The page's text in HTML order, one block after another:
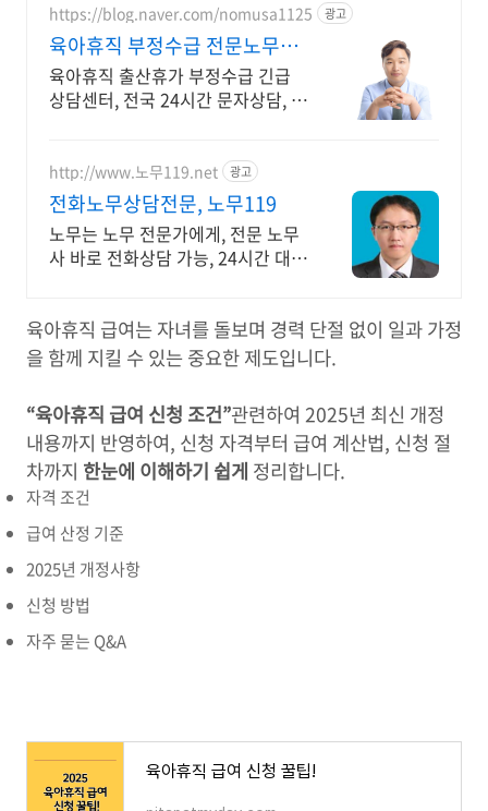
https://blog.naver.com/nomusa1125 광고
육아휴직 부정수급 전문노무사
부정수급 전문 박경만노무사
육아휴직 출산휴가 부정수급 긴급
상담센터, 전국 24시간 문자상담, 전
http://www.노무119.net 광고
전화노무상담전문, 노무119
노무는 노무 전문가에게, 전문 노무
사 바로 전화상담 가능, 24시간 대기
육아휴직 급여는 자녀를 돌보며 경력 단절 없이 일과 가정
을 함께 지킬 수 있는 중요한 제도입니다.
“육아휴직 급여 신청 조건”관련하여 2025년 최신 개정
내용까지 반영하여, 신청 자격부터 급여 계산법, 신청 절
차까지 한눈에 이해하기 쉽게 정리합니다.
자격 조건
급여 산정 기준
2025년 개정사항
신청 방법
자주 묻는 Q&A
육아휴직 급여 신청 꿀팁!